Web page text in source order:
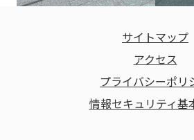
サイトマップ
アクセス
プライバシーポリ
情報セキュリティ基